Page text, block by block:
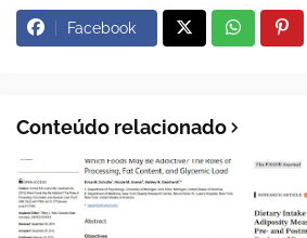
Facebook
Conteúdo relacionado